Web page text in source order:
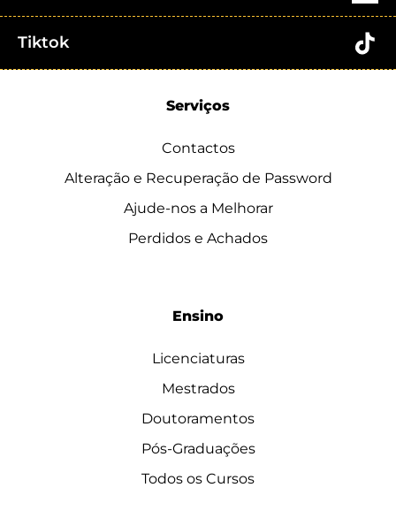
Tiktok
Serviços
Contactos
Alteração e Recuperação de Password
Ajude-nos a Melhorar
Perdidos e Achados
Ensino
Licenciaturas
Mestrados
Doutoramentos
Pós-Graduações
Todos os Cursos